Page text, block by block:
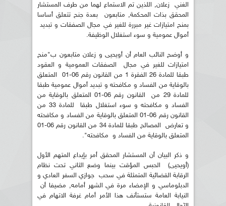
الغني زعلان, اللذين تم الاستماع لهما من طرف المستشار
المحقق بذات المحكمة, متابعون بعدة جنح تتعلق أساسا
بمنح امتيازات غير مبررة للغير في مجال الصفقات و تبديد
أموال عمومية و سوء استغلال الوظيفة.
و أوضح النائب العام أن أويحيى و زعلان متابعون ب"منح
امتيازات للغير في مجال الصفقات العمومية و العقود
طبقا للمادة 26 الفقرة 1 من القانون رقم 06-01 المتعلق
بالوقاية من الفساد و مكافحته و تبديد أموال عمومية طبقا
للمادة 29 من القانون رقم 06-01 المتعلق بالوقاية من
الفساد و مكافحته و سوء استغلال طبقا للمادة 33 من
القانون رقم 06-01 المتعلق بالوقاية من الفساد و مكافحته
و تعارض المصالح طبقا للمادة 34 من القانون رقم 06-01
المتعلق بالوقاية من الفساد و مكافحته".
و ذكر البيان أن المستشار المحقق أمر بإيداع المتهم الأول
(أويحيى) الحبس المؤقت بينما وضع الثاني تحت نظام
الرقابة القضائية المتمثلة في سحب جوازي السفر العادي و
الدبلوماسي و الإمضاء مرة في الشهر أمامه, مضيفا أن
النيابة العامة ستستأنف هذا الأمر أمام غرفة الاتهام في